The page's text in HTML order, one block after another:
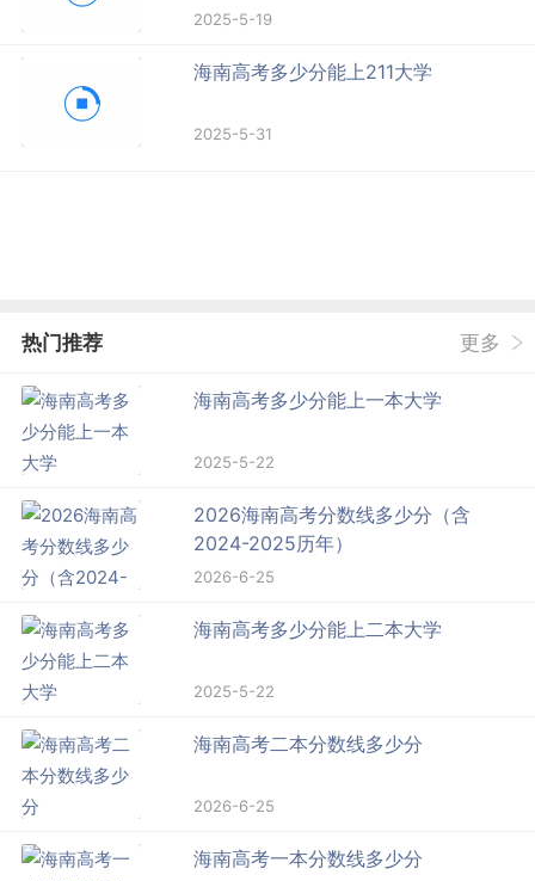
2025-5-19
海南高考多少分能上211大学
2025-5-31
热门推荐 更多
海南高考多少分能上一本大学
2025-5-22
2026海南高考分数线多少分（含
2024-2025历年）
2026-6-25
海南高考多少分能上二本大学
2025-5-22
海南高考二本分数线多少分
2026-6-25
海南高考一本分数线多少分